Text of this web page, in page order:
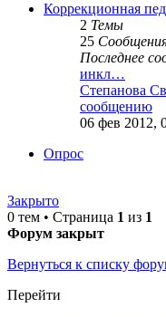
Коррекционная
2 Темы
25
Последнее
инкл…
Степанова
сообщению
06 фев 2012,
Опрос
Закрыто
0 тем • Страница 1 из 1
Форум закрыт
Вернуться к списку
Перейти